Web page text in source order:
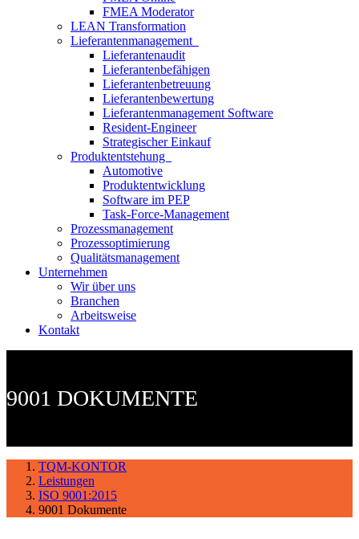
FMEA Moderator
LEAN Transformation
Lieferantenmanagement
Lieferantenaudit
Lieferantenbefähigen
Lieferantenbetreuung
Lieferantenbewertung
Lieferantenmanagement Software
Resident-Engineer
Strategischer Einkauf
Produktentstehung
Automotive
Produktentwicklung
Software im PEP
Task-Force-Management
Prozessmanagement
Prozessoptimierung
Qualitätsmanagement
Unternehmen
Wir über uns
Branchen
Arbeitsweise
Kontakt
9001 DOKUMENTE
TQM-KONTOR
Leistungen
ISO 9001:2015
9001 Dokumente